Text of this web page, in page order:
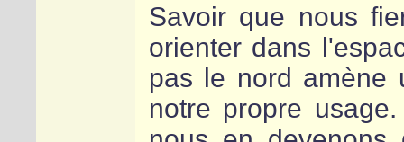
Savoir que nous
orienter dans
pas le nord amène
notre propre